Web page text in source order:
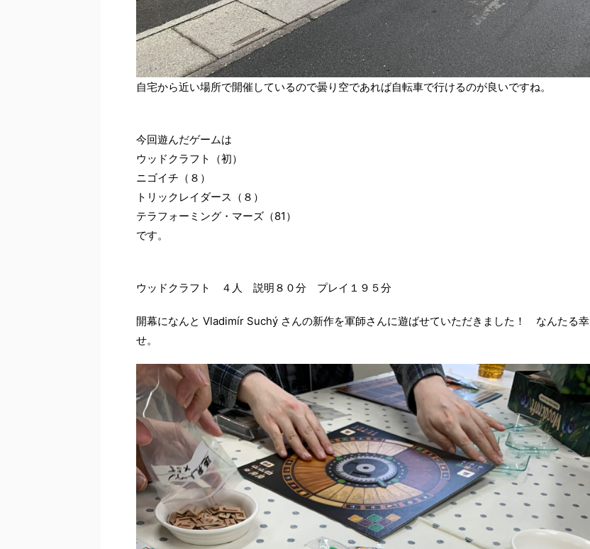
自宅から近い場所で開催しているので曇り空であれば自転車で行けるのが良いですね。
今回遊んだゲームは
ウッドクラフト（初）
ニゴイチ（８）
トリックレイダース（８）
テラフォーミング・マーズ（81）
です。
ウッドクラフト ４人 説明８０分 プレイ１９５分
開幕になんと Vladimír Suchý さんの新作を軍師さんに遊ばせていただきました！ なんたる幸
せ。